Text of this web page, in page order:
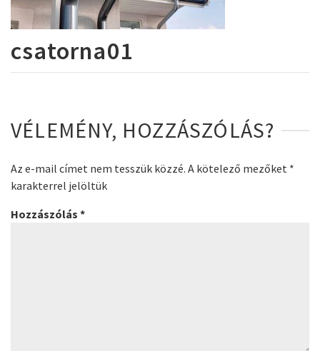
csatorna01
VÉLEMÉNY, HOZZÁSZÓLÁS?
Az e-mail címet nem tesszük közzé. A kötelező mezőket *
karakterrel jelöltük
Hozzászólás *